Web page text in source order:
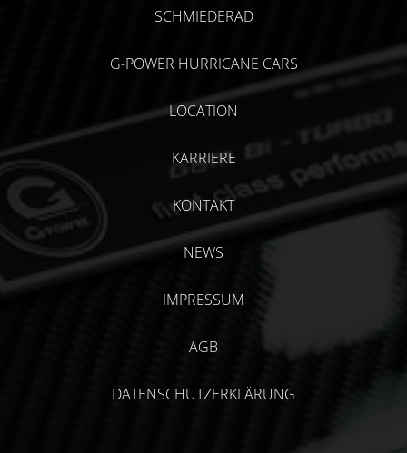
SCHMIEDERAD
G-POWER HURRICANE CARS
LOCATION
KARRIERE
KONTAKT
NEWS
IMPRESSUM
AGB
DATENSCHUTZERKLÄRUNG